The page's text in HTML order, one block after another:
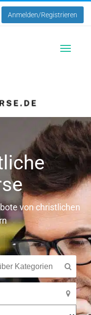
Anmelden/Registrieren
von christlichen